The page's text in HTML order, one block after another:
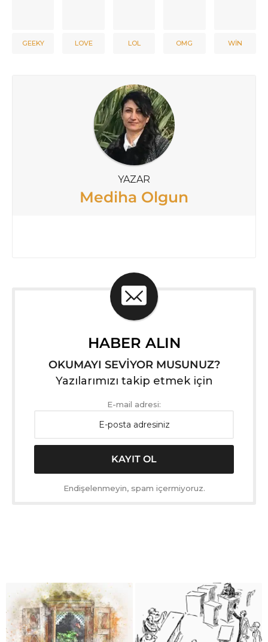
GEEKY LOVE LOL OMG WIN
YAZAR
Mediha Olgun
HABER ALIN
OKUMAYI SEVİYOR MUSUNUZ?
Yazılarımızı takip etmek için
E-mail adresi:
Endişelenmeyin, spam içermiyoruz.